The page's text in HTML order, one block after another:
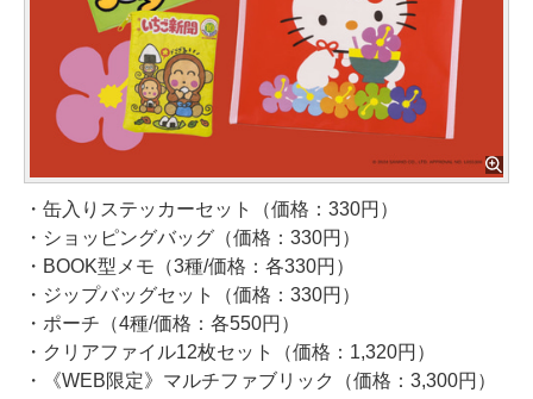
・缶入りステッカーセット（価格：330円）
・ショッピングバッグ（価格：330円）
・BOOK型メモ（3種/価格：各330円）
・ジップバッグセット（価格：330円）
・ポーチ（4種/価格：各550円）
・クリアファイル12枚セット（価格：1,320円）
・《WEB限定》マルチファブリック（価格：3,300円）